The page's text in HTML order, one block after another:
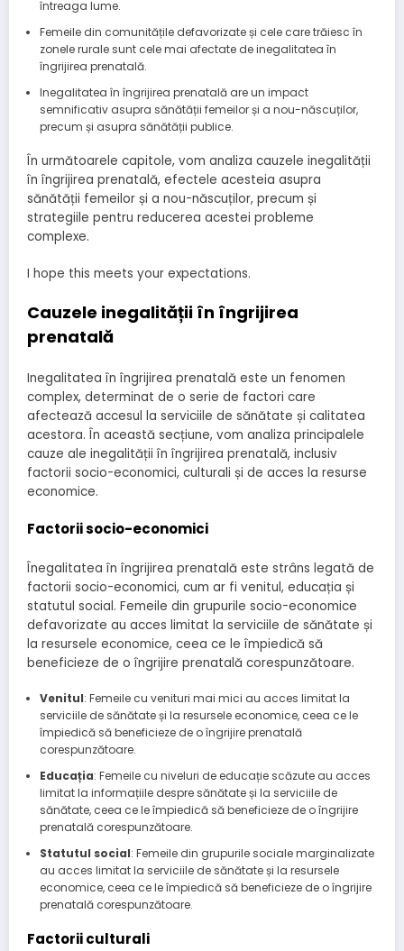
întreaga lume.
Femeile din comunitățile defavorizate și cele care trăiesc în
zonele rurale sunt cele mai afectate de inegalitatea în
îngrijirea prenatală.
Inegalitatea în îngrijirea prenatală are un impact
semnificativ asupra sănătății femeilor și a nou-născuților,
precum și asupra sănătății publice.
În următoarele capitole, vom analiza cauzele inegalității
în îngrijirea prenatală, efectele acesteia asupra
sănătății femeilor și a nou-născuților, precum și
strategiile pentru reducerea acestei probleme
complexe.
I hope this meets your expectations.
Cauzele inegalității în îngrijirea
prenatală
Inegalitatea în îngrijirea prenatală este un fenomen
complex, determinat de o serie de factori care
afectează accesul la serviciile de sănătate și calitatea
acestora. În această secțiune, vom analiza principalele
cauze ale inegalității în îngrijirea prenatală, inclusiv
factorii socio-economici, culturali și de acces la resurse
economice.
Factorii socio-economici
Înegalitatea în îngrijirea prenatală este strâns legată de
factorii socio-economici, cum ar fi venitul, educația și
statutul social. Femeile din grupurile socio-economice
defavorizate au acces limitat la serviciile de sănătate și
la resursele economice, ceea ce le împiedică să
beneficieze de o îngrijire prenatală corespunzătoare.
Venitul: Femeile cu venituri mai mici au acces limitat la
serviciile de sănătate și la resursele economice, ceea ce le
împiedică să beneficieze de o îngrijire prenatală
corespunzătoare.
Educația: Femeile cu niveluri de educație scăzute au acces
limitat la informațiile despre sănătate și la serviciile de
sănătate, ceea ce le împiedică să beneficieze de o îngrijire
prenatală corespunzătoare.
Statutul social: Femeile din grupurile sociale marginalizate
au acces limitat la serviciile de sănătate și la resursele
economice, ceea ce le împiedică să beneficieze de o îngrijire
prenatală corespunzătoare.
Factorii culturali